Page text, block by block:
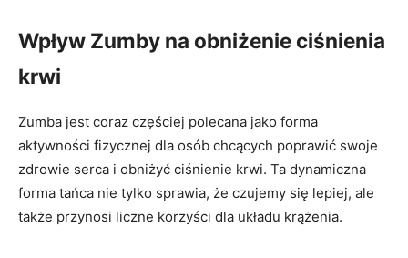
Wpływ Zumby na obniżenie ciśnienia
krwi
Zumba jest coraz częściej polecana jako forma
aktywności fizycznej dla osób chcących poprawić swoje
zdrowie serca i obniżyć ciśnienie krwi. Ta dynamiczna
forma tańca nie tylko sprawia, że czujemy się lepiej, ale
także przynosi liczne korzyści dla układu krążenia.